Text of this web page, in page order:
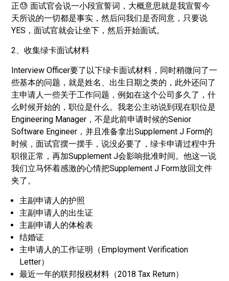
正😓 面试官会说一小段宣誓词，大概意思就是我宣誓今
天所说的一切都是事实，然后问我们是否同意，只要说
YES，面试官就会让坐下，然后开始面试。
2、收集绿卡面试材料
Interview Officer要了以下绿卡面试材料，同时稍微问了一
些基本的问题，就是姓名、出生日期之类的，此外还问了
主申请人一些关于工作问题，例如在这个公司多久了，什
么时候开始的，职位是什么。我老公主动说到现在职位是
Engineering Manager，不是此前申请时候的Senior
Software Engineer，并且准备拿出Supplement J Form的
时候，面试官摆一摆手，说没必要了，绿卡申请过程中升
职很正常，再加Supplement J会影响批准时间。他这一说
我们立马怀着感激的心情把Supplement J Form放回文件
夹了。
主副申请人的护照
主副申请人的出生证
主副申请人的体检表
结婚证
主申请人的工作证明（Employment Verification
Letter）
最近一年的联邦报税材料（2018 Tax Return）